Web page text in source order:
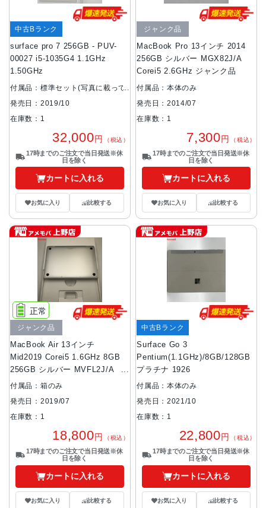
surface pro 7 256GB - PUV-
00027 i5-1035G4 1.1GHz
1.50GHz
中古Bランク
付属品：標準セット(写真に載って
いるものが全てです)
発売日：2019/10
在庫数：1
32,000円 （税込）
17時までのご注文で当日発送※休
日を除く
カートに入れる
お気に入り 比較する
MacBook Pro 13インチ 2014
256GB シルバー MGX82J/A
Corei5 2.6GHz ジャンク品
ジャンク品
付属品：本体のみ
発売日：2014/07
在庫数：1
7,300円 （税込）
17時までのご注文で当日発送※休
日を除く
カートに入れる
お気に入り 比較する
MacBook Air 13インチ
Mid2019 Corei5 1.6GHz 8GB
256GB シルバー MVFL2J/A ジ
ャンク品 8GB/256GB
正常
ジャンク品
付属品：箱のみ
発売日：2019/07
在庫数：1
18,800円 （税込）
17時までのご注文で当日発送※休
日を除く
カートに入れる
お気に入り 比較する
Surface Go 3
Pentium(1.1GHz)/8GB/128GB
プラチナ 1926
中古Bランク
付属品：本体のみ
発売日：2021/10
在庫数：1
22,800円 （税込）
17時までのご注文で当日発送※休
日を除く
カートに入れる
お気に入り 比較する